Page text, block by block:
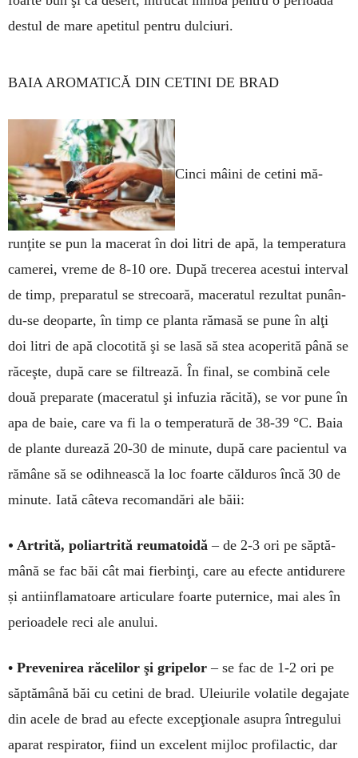
destul de ma­re ape­titul pen­tru dulciuri.
BAIA AROMATICĂ DIN CETINI DE BRAD
Cinci mâini de cetini mă­
runţite se pun la macerat în doi litri de apă, la tempera­tura
ca­merei, vreme de 8-10 ore. După tre­ce­­rea aces­tui in­­ter­val
de timp, prepa­ra­tul se strecoa­ră, ma­ceratul re­zultat pu­nân­
du-se deo­parte, în timp ce plan­­­ta rămasă se pune în alţi
doi litri de apă clocotită şi se lasă să stea acoperită până se
răceşte, du­pă care se filtrează. În final, se combină cele
două prepa­rate (ma­ceratul şi infuzia răci­tă), se vor pune în
apa de baie, care va fi la o tempera­tu­ră de 38-39 °C. Baia
de plante durează 20-30 de minute, după care pacientul va
ră­mâne să se odih­nească la loc foar­te călduros încă 30 de
minute. Iată câteva re­coman­dări ale băii:
• Artrită, poliar­tri­tă reuma­toidă – de 2-3 ori pe săptă­
mână se fac băi cât mai fier­binţi, care au efecte anti­du­rere
și antiinfla­ma­toa­re arti­culare foarte puter­nice, mai ales în
peri­oa­dele reci ale anului.
• Prevenirea răcelilor şi gri­pelor – se fac de 1-2 ori pe
săptămână băi cu cetini de brad. Uleiurile volatile dega­jate
din acele de brad au efecte excep­ţionale asupra în­tre­gului
aparat res­pirator, fiind un ex­celent mijloc profilactic, dar